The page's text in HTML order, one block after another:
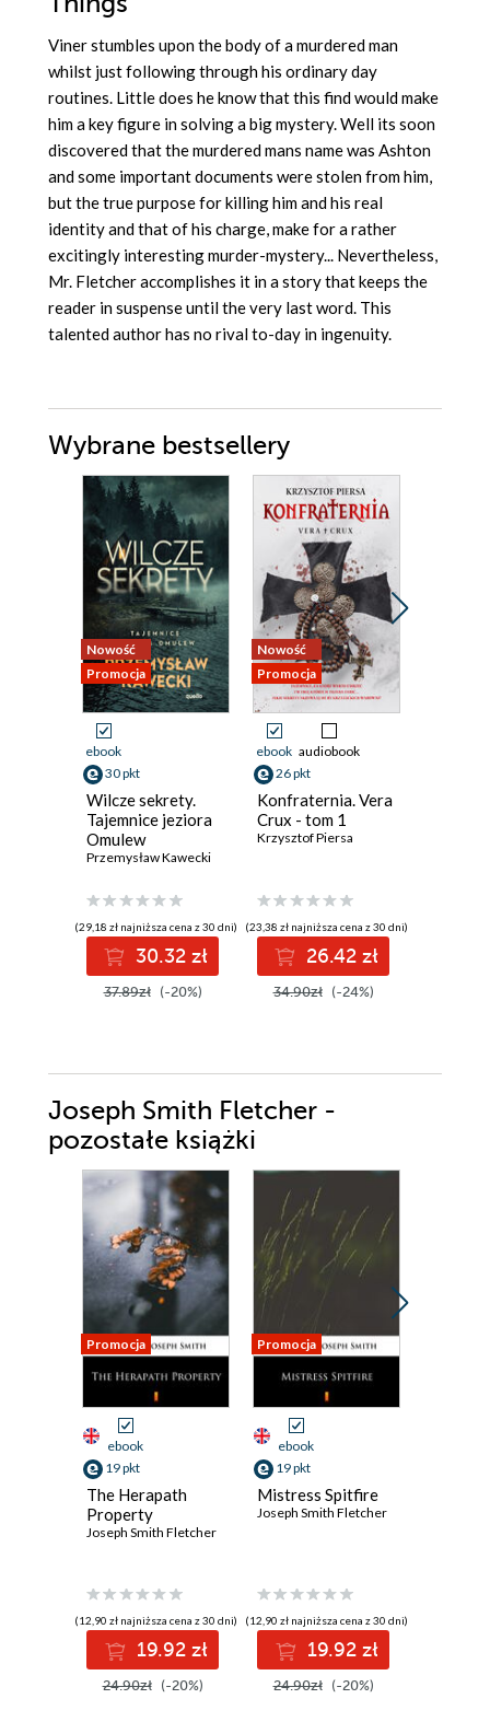
Viner stumbles upon the body of a murdered man
whilst just following through his ordinary day
routines. Little does he know that this find would make
him a key figure in solving a big mystery. Well its soon
discovered that the murdered mans name was Ashton
and some important documents were stolen from him,
but the true purpose for killing him and his real
identity and that of his charge, make for a rather
excitingly interesting murder-mystery... Nevertheless,
Mr. Fletcher accomplishes it in a story that keeps the
reader in suspense until the very last word. This
talented author has no rival to-day in ingenuity.
Wybrane bestsellery
Nowość
Promocja
ebook
30 pkt
Wilcze sekrety.
Tajemnice jeziora
Omulew
Przemysław Kawecki
(29,18 zł najniższa cena z 30 dni)
30.32 zł
37.89zł (-20%)
Nowość
Promocja
ebook audiobook
26 pkt
Konfraternia. Vera
Crux - tom 1
Krzysztof Piersa
(23,38 zł najniższa cena z 30 dni)
26.42 zł
34.90zł (-24%)
Joseph Smith Fletcher -
pozostałe książki
Promocja
ebook
19 pkt
The Herapath
Property
Joseph Smith Fletcher
(12,90 zł najniższa cena z 30 dni)
19.92 zł
24.90zł (-20%)
Promocja
ebook
19 pkt
Mistress Spitfire
Joseph Smith Fletcher
(12,90 zł najniższa cena z 30 dni)
19.92 zł
24.90zł (-20%)